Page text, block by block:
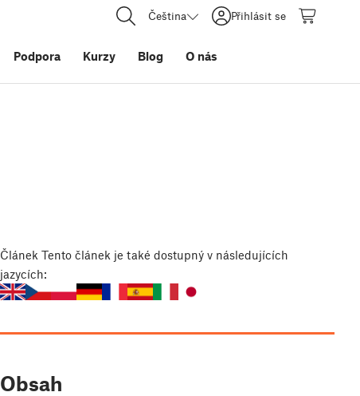
Čeština Přihlásit se
Podpora Kurzy Blog O nás
Článek Tento článek je také dostupný v následujících
jazycích:
Obsah